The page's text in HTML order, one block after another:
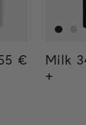
€ price
Regular
34€
Milk
+